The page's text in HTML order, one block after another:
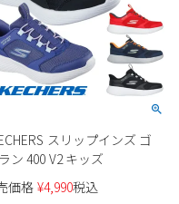
スリップインズ ゴ
ン 400 V2 キッズ
価格 ¥4,990税込